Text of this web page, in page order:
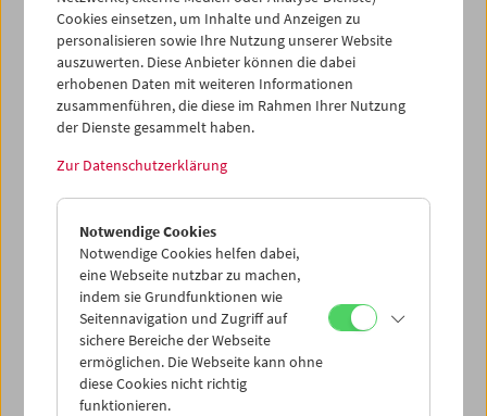
Programmheft-PDF
English language or subtitles
< Vorherige Woche
Mo 21.7.
Di 22.7.
Mi 23.7.
Do 24.7.
Cookies einsetzen, um Inhalte und Anzeigen zu
personalisieren sowie Ihre Nutzung unserer Website
auszuwerten. Diese Anbieter können die dabei
erhobenen Daten mit weiteren Informationen
zusammenführen, die diese im Rahmen Ihrer Nutzung
der Dienste gesammelt haben.
Zur Datenschutzerklärung
Notwendige Cookies
Notwendige Cookies helfen dabei,
eine Webseite nutzbar zu machen,
indem sie Grundfunktionen wie
Seitennavigation und Zugriff auf
sichere Bereiche der Webseite
ermöglichen. Die Webseite kann ohne
diese Cookies nicht richtig
funktionieren.